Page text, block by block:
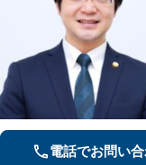
電話でお問い